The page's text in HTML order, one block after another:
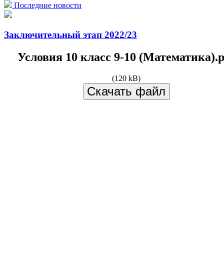
Последние новости
Заключительный этап 2022/23
Условия 10 класс 9-10
(120 kB)
Скачать файл